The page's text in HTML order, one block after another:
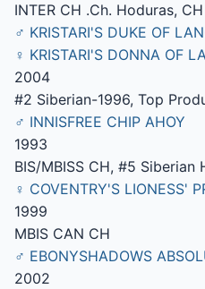
INTER CH .Ch. Hoduras,
♂ KRISTARI'S DUKE OF
♀ KRISTARI'S DONNA OF
2004
#2 Siberian-1996, Top
♂ INNISFREE CHIP AHOY
1993
BIS/MBISS CH, #5 Siberian
♀ COVENTRY'S LIONESS'
1999
MBIS CAN CH
♂ EBONYSHADOWS
2002